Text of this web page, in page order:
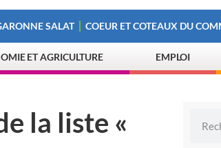
SALAT COEUR ET COTEAUX DU
ET AGRICULTURE EMPLOI
la liste «